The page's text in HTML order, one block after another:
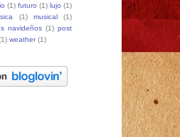
(1) futuro (1) lujo (1)
(1) musical
(1)
navideños (1) post
weather (1)